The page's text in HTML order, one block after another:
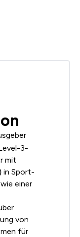
3-
mit
in Sport-
einer
von
für